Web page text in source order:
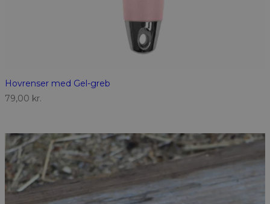
Hovrenser med Gel-greb
79,00 kr.